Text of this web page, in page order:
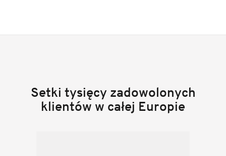
Setki tysięcy zadowolonych
klientów w całej Europie